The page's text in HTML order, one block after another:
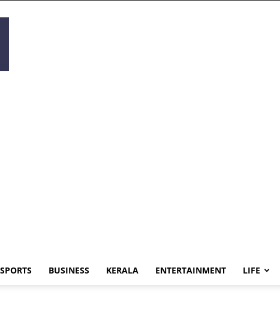
SPORTS BUSINESS KERALA ENTERTAINMENT LIFE